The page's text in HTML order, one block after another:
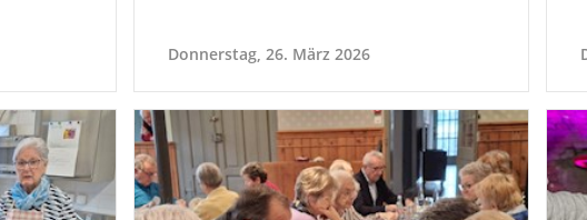
Donnerstag, 26. März 2026